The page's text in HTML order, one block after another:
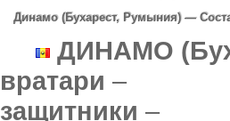
Динамо (Бухарест, Румыния) —
ДИНАМО
вратари –
защитники –